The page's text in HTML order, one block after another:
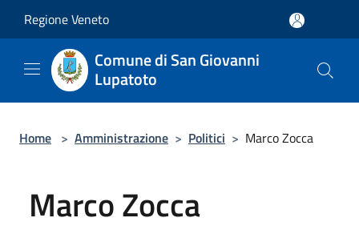
Regione Veneto
Comune di San Giovanni
Lupatoto
Home > Amministrazione > Politici > Marco Zocca
Marco Zocca